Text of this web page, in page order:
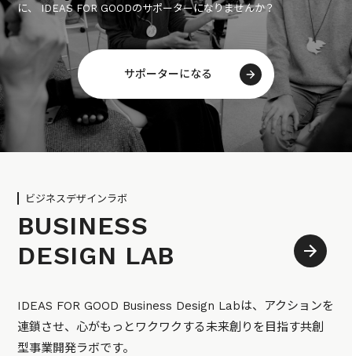
に、 IDEAS FOR GOODのサポーターになりませんか？
サポーターになる
ビジネスデザインラボ
BUSINESS
DESIGN LAB
IDEAS FOR GOOD Business Design Labは、アクションを
連鎖させ、心がもっとワクワクする未来創りを目指す共創
型事業開発ラボです。